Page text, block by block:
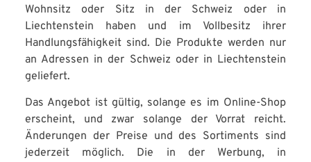
Wohnsitz oder Sitz in der Schweiz oder in
Liechtenstein haben und im Vollbesitz ihrer
Handlungsfähigkeit sind. Die Produkte werden nur
an Adressen in der Schweiz oder in Liechtenstein
geliefert.
Das Angebot ist gültig, solange es im Online-Shop
erscheint, und zwar solange der Vorrat reicht.
Änderungen der Preise und des Sortiments sind
jederzeit möglich. Die in der Werbung, in